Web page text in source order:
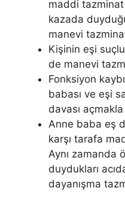
maddi tazminat
kazada
manevi
Kişinin eşi
de manevi
Fonksiyon
babası ve eşi
davası
Anne baba eş
karşı tarafa
Aynı zamanda
duydukları
dayanışma